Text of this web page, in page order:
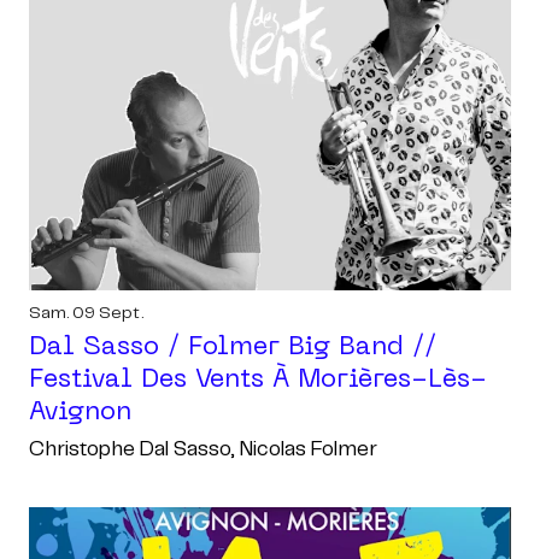
Sam. 09 Sept.
Dal Sasso / Folmer Big Band //
Festival Des Vents À Morières-Lès-
Avignon
Christophe Dal Sasso, Nicolas Folmer